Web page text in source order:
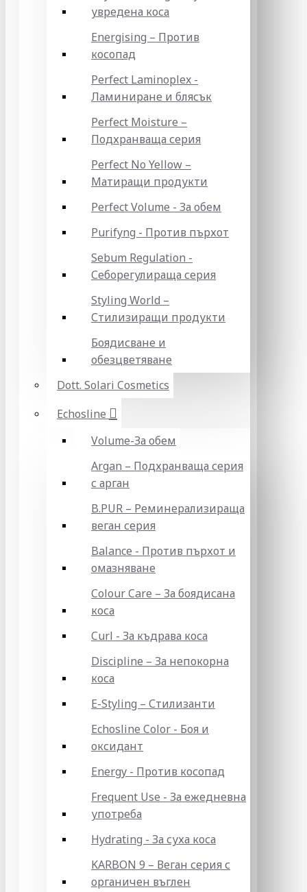
увредена коса
Energising – Против
косопад
Perfect Laminoplex -
Ламиниране и блясък
Perfect Moisture –
Подхранваща серия
Perfect No Yellow –
Матиращи продукти
Perfect Volume - За обем
Purifyng - Против пърхот
Sebum Regulation -
Себорегулираща серия
Styling World –
Стилизиращи продукти
Боядисване и
обезцветяване
Dott. Solari Cosmetics
Echosline
Volume-За обем
Argan – Подхранваща серия
с арган
B.PUR – Реминерализираща
веган серия
Balance - Против пърхот и
омазняване
Colour Care – За боядисана
коса
Curl - За къдрава коса
Discipline – За непокорна
коса
E-Styling – Стилизанти
Echosline Color - Боя и
оксидант
Energy - Против косопад
Frequent Use - За ежедневна
употреба
Hydrating - За суха коса
KARBON 9 – Веган серия с
органичен въглен